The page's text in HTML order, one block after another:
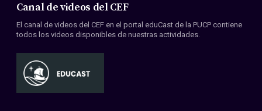
Canal de videos del CEF
El canal de videos del CEF en el portal eduCast de la PUCP contiene
todos los videos disponibles de nuestras actividades.